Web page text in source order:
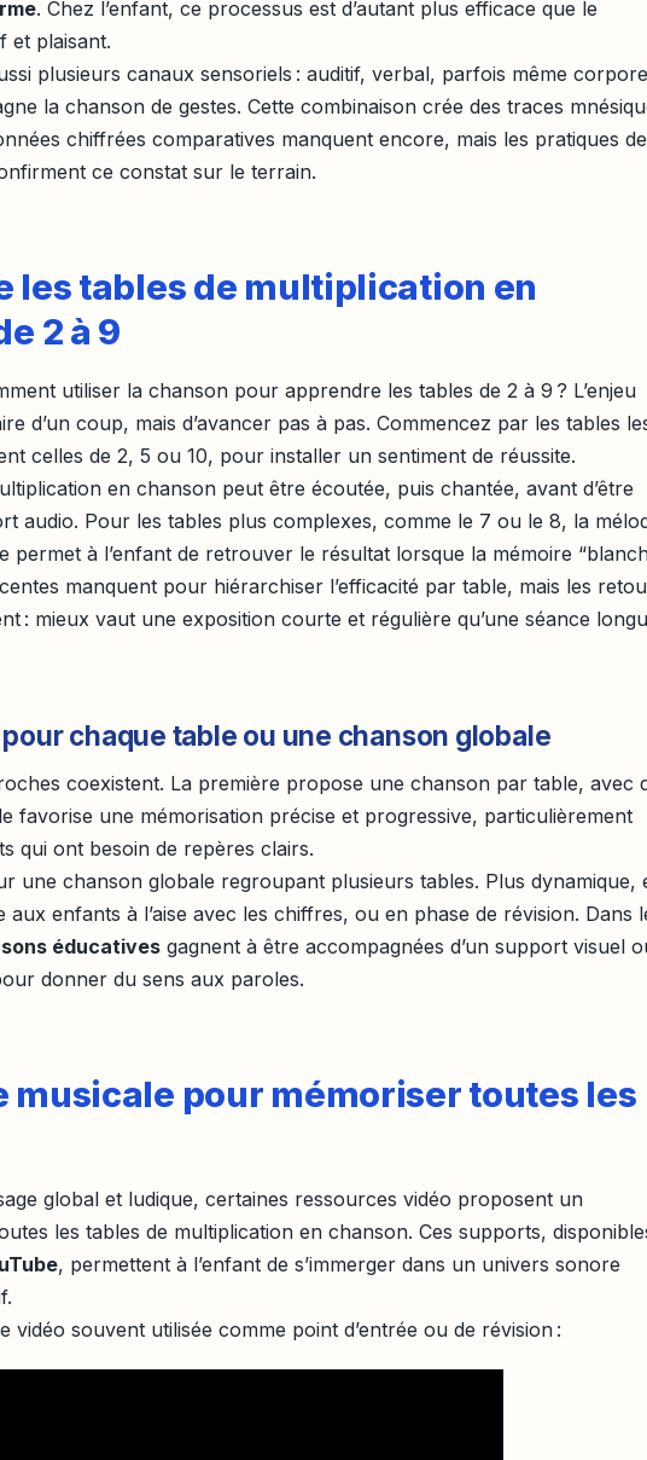
. Chez l’enfant, ce processus est d’autant plus efficace que le
et plaisant.
plusieurs canaux sensoriels : auditif, verbal, parfois même
la chanson de gestes. Cette combinaison crée des traces
chiffrées comparatives manquent encore, mais les pratiques de
ce constat sur le terrain.
les tables de multiplication en
2 à 9
utiliser la chanson pour apprendre les tables de 2 à 9 ? L’enjeu
d’un coup, mais d’avancer pas à pas. Commencez par les tables
celles de 2, 5 ou 10, pour installer un sentiment de réussite.
en chanson peut être écoutée, puis chantée, avant d’être
audio. Pour les tables plus complexes, comme le 7 ou le 8, la
permet à l’enfant de retrouver le résultat lorsque la mémoire
manquent pour hiérarchiser l’efficacité par table, mais les
: mieux vaut une exposition courte et régulière qu’une séance
chaque table ou une chanson globale
coexistent. La première propose une chanson par table, avec
favorise une mémorisation précise et progressive, particulièrement
qui ont besoin de repères clairs.
une chanson globale regroupant plusieurs tables. Plus dynamique,
aux enfants à l’aise avec les chiffres, ou en phase de révision. Dans
éducatives gagnent à être accompagnées d’un support visuel
donner du sens aux paroles.
musicale pour mémoriser toutes les
global et ludique, certaines ressources vidéo proposent un
les tables de multiplication en chanson. Ces supports,
, permettent à l’enfant de s’immerger dans un univers sonore
vidéo souvent utilisée comme point d’entrée ou de révision :